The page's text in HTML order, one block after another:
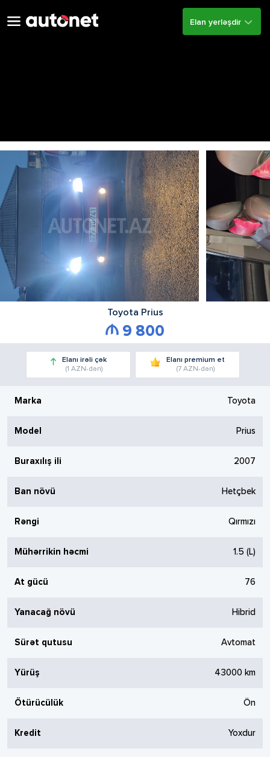
Elan yerləşdir
Toyota Prius
9 800
Elanı irəli çək
(1 AZN-dən)
Elanı premium et
(7 AZN-dən)
Marka Toyota
Model Prius
Buraxılış ili 2007
Ban növü Hetçbek
Rəngi Qırmızı
Mühərrikin həcmi 1.5 (L)
At gücü 76
Yanacağ növü Hibrid
Sürət qutusu Avtomat
Yürüş 43000 km
Ötürücülük Ön
Kredit Yoxdur